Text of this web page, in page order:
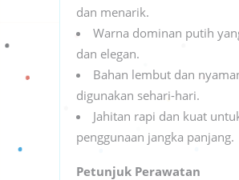
dan menarik.
Warna dominan putih
dan elegan.
Bahan lembut dan
digunakan sehari-hari.
Jahitan rapi dan kuat
penggunaan jangka panjang.
Petunjuk Perawatan